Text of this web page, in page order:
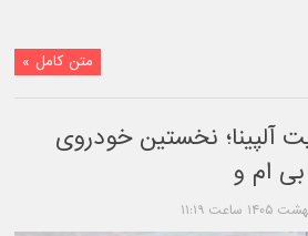
متن کامل »
نخستین خودروی
ام‌ و